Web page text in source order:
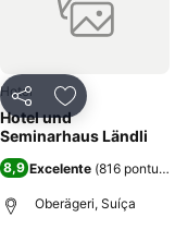
PartilharAdicionar
Hotel
Hotel und
Seminarhaus Ländli
8,9 Excelente (816
Oberägeri, Suíça